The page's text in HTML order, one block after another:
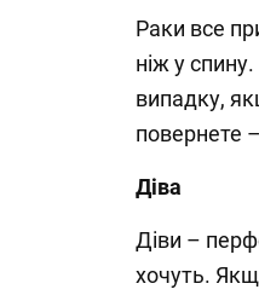
Раки все
ніж у
випадку,
повернете
Діва
Діви –
хочуть.